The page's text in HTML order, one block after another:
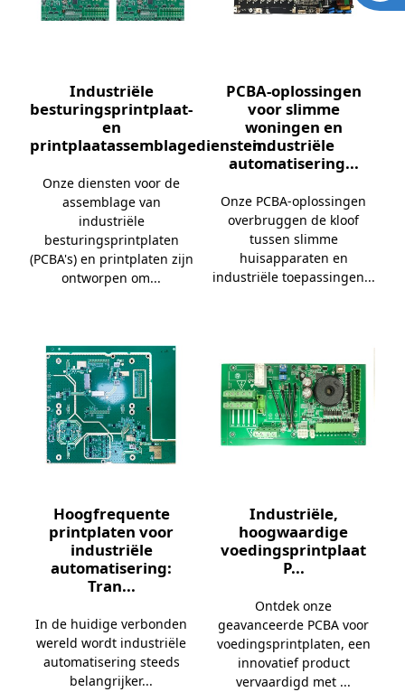
Industriële
besturingsprintplaat-
en
printplaatassemblagediensten...
Onze diensten voor de
assemblage van
industriële
besturingsprintplaten
(PCBA's) en printplaten zijn
ontworpen om...
PCBA-oplossingen
voor slimme
woningen en
industriële
automatisering...
Onze PCBA-oplossingen
overbruggen de kloof
tussen slimme
huisapparaten en
industriële toepassingen...
Hoogfrequente
printplaten voor
industriële
automatisering:
Tran...
In de huidige verbonden
wereld wordt industriële
automatisering steeds
belangrijker...
Industriële,
hoogwaardige
voedingsprintplaat
P...
Ontdek onze
geavanceerde PCBA voor
voedingsprintplaten, een
innovatief product
vervaardigd met ...